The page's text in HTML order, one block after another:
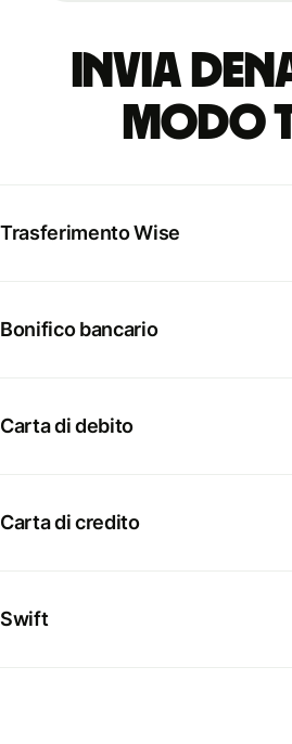
Invia
modo
Trasferimento Wise
Bonifico bancario
Carta di debito
Carta di credito
Swift